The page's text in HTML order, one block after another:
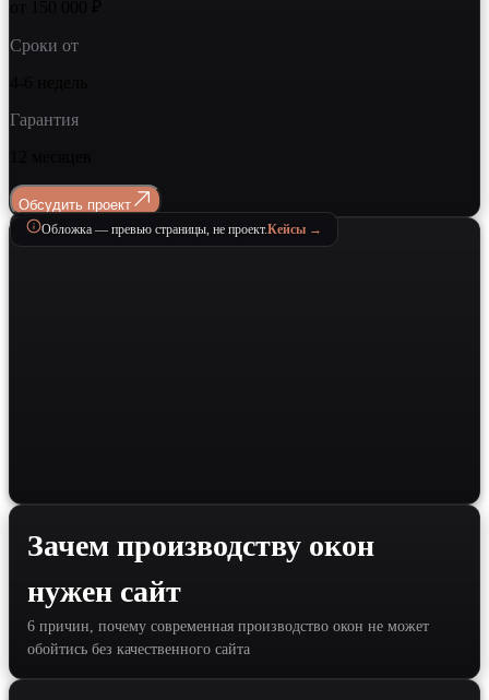
Сроки от
Гарантия
Обсудить проект
Обложка — превью страницы, не проект.Кейсы →
Зачем производству окон
нужен сайт
6 причин, почему современная производство окон не может
обойтись без качественного сайта